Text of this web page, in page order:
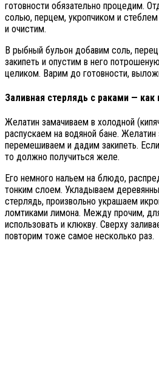
готовности обязательно процедим.
солью, перцем, укропчиком и
и очистим.
В рыбный бульон добавим соль,
закипеть и опустим в него
целиком. Варим до готовности,
Заливная стерлядь с раками — как
Желатин замачиваем в холодной
распускаем на водяной бане.
перемешиваем и дадим закипеть.
то должно получиться желе.
Его немного нальем на блюдо,
тонким слоем. Укладываем
стерлядь, произвольно украшаем
ломтиками лимона. Между прочим,
использовать и клюкву. Сверху
повторим тоже самое несколько раз.